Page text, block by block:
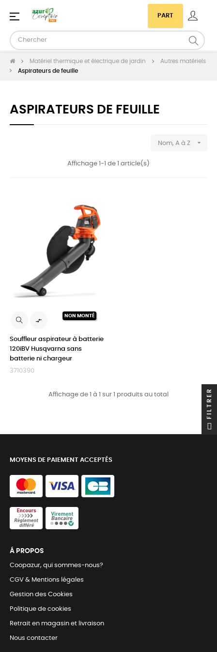
PART
Basculer
navigation
☰
Matériel thermique et électrique de jardin
Autres matériels
Aspirateurs de feuille
ASPIRATEURS DE FEUILLE
Nom, A à Z 
Affichage 1-1 de 1 article(s)
NON MONTÉ

Souffleur aspirateur à batterie
120iBV Husqvarna sans
batterie ni chargeur
3710390
Affichage de 1 à 1 sur 1 produits au total
MOYENS DE PAIEMENT ACCEPTÉS
Á PROPOS
Coopazur, qui sommes-nous?
CGV & Mentions légales
Gestion des Cookies
Politique de cookies
Retrait en magasin et livraison
Nous contacter
FILTRER